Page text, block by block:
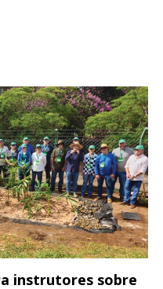
instrutores sobre